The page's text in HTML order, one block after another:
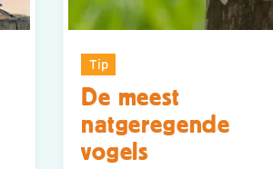
Tip
De meest
natgeregende
vogels